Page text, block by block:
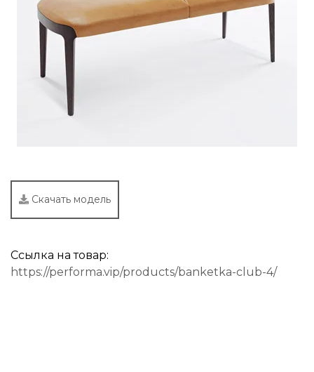
Скачать модель
Ссылка на товар:
https://performa.vip/products/banketka-club-4/